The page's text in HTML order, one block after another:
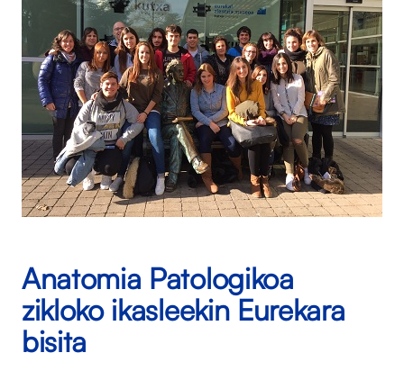
Anatomia Patologikoa
zikloko ikasleekin Eurekara
bisita